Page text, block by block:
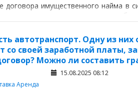
договора имущественного найма в
не является основанием для
автотранспорт. Одну из
со своей заработной платы,
Можно ли составить
15.08.2025 08:12
Аренда